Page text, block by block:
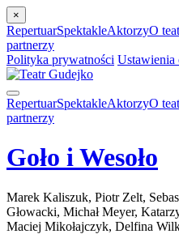
×
RepertuarSpektakleAktorzyO
partnerzy
Polityka prywatności Ustawienia
RepertuarSpektakleAktorzyO
partnerzy
Goło i Wesoło
Marek Kaliszuk, Piotr Zelt,
Głowacki, Michał Meyer,
Maciej Mikołajczyk, Delfina